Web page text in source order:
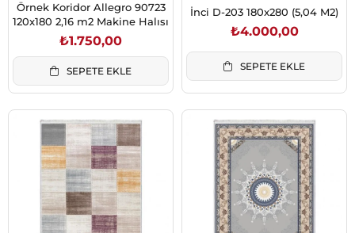
Örnek Koridor Allegro 90723
120x180 2,16 m2 Makine Halısı
₺1.750,00
SEPETE EKLE
İnci D-203 180x280 (5,04 M2)
₺4.000,00
SEPETE EKLE